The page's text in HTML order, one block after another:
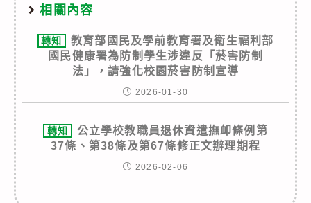
相關內容
轉知
教育部國民及學前教育署及衛生福利部
國民健康署為防制學生涉違反「菸害防制
法」，請強化校園菸害防制宣導
2026-01-30
轉知
公立學校教職員退休資遣撫卹條例第
37條、第38條及第67條修正文辦理期程
2026-02-06